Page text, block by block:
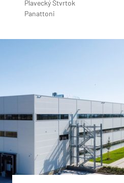
Plavecký Štvrtok
Panattoni